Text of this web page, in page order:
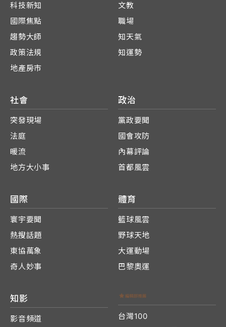
科技新知
國際焦點
趨勢大師
政策法規
地產房市
文教
職場
知天氣
知運勢
社會
突發現場
法庭
暖流
地方大小事
政治
黨政要聞
國會攻防
內幕評論
首都風雲
國際
寰宇要聞
熱搜話題
東協萬象
奇人妙事
體育
籃球風雲
野球天地
大運動場
巴黎奧運
知影
影音頻道
台灣100